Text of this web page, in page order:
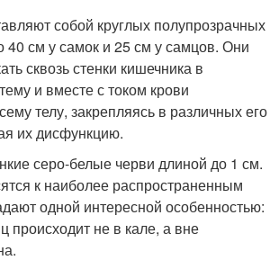
собой круглых полупрозрачных
40 см у самок и 25 см у самцов. Они
сквозь стенки кишечника в
и вместе с током крови
телу, закрепляясь в различных его
их дисфункцию.
серо-белые черви длиной до 1 см.
к наиболее распространенным
одной интересной особенностью:
происходит не в кале, а вне